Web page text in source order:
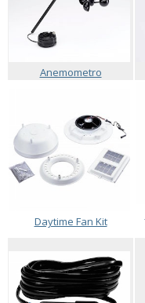
Anemometro
Daytime Fan Kit